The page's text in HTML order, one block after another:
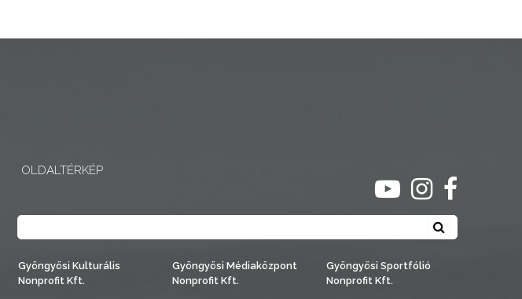
OLDALTÉRKÉP
ugrás youtube
ugrásugrás
Keresés
Gyöngyösi Kulturális
Nonprofit Kft.
Gyöngyösi Médiaközpont
Nonprofit Kft.
Gyöngyösi Sportfólió
Nonprofit Kft.